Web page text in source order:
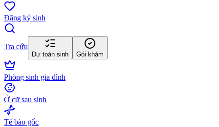
Đăng ký sinh
Tra cứu
Dự toán sinh Gói khám
Phòng sinh gia đình
Ở cữ sau sinh
Tế bào gốc